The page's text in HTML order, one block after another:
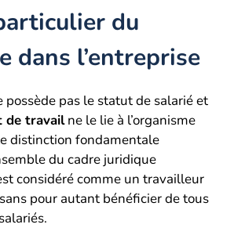
du
dans l’entreprise
possède pas le statut de salarié et
de travailne le lie à l’organisme
distinction fondamentale
du cadre juridique
considéré comme un travailleur
pour autant bénéficier de tous